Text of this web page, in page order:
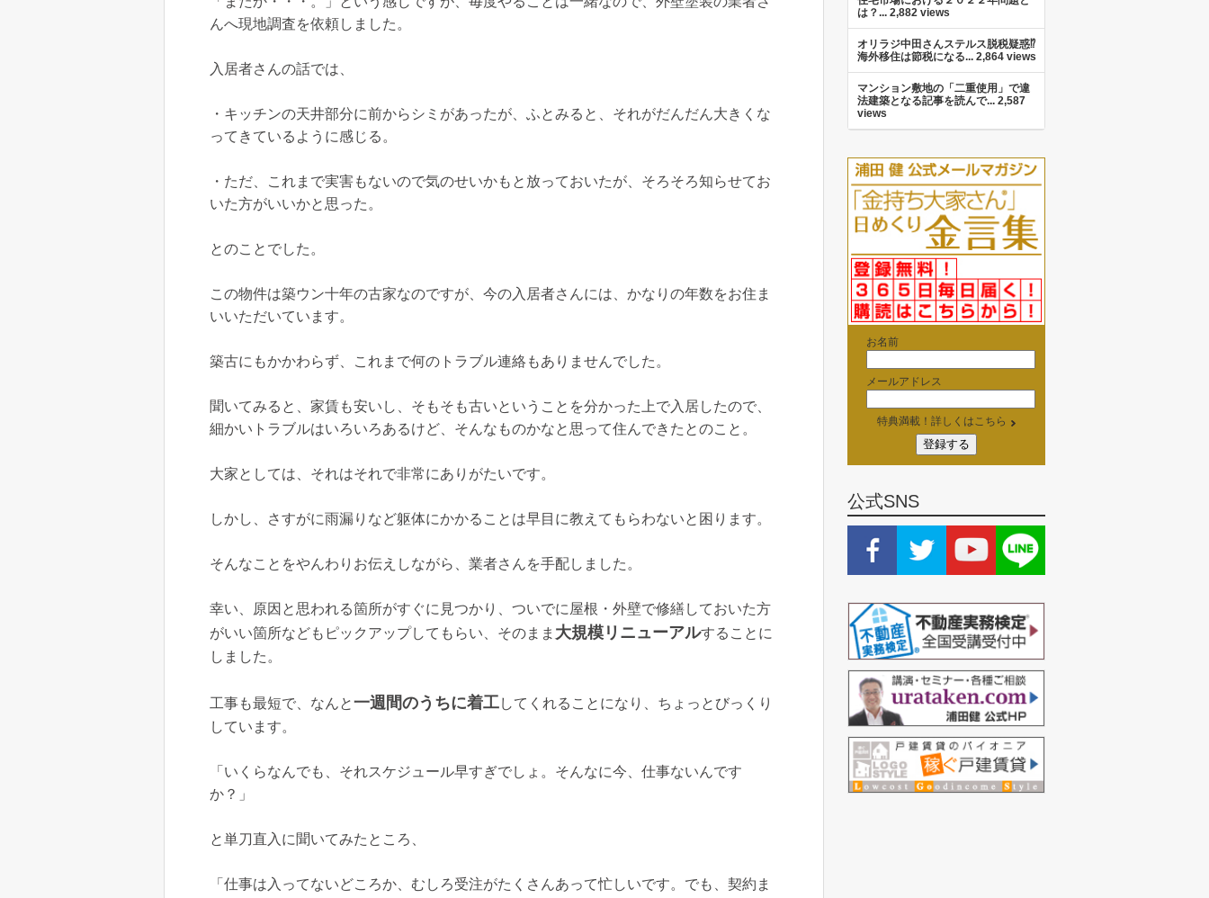
んへ現地調査を依頼しました。
入居者さんの話では、
・キッチンの天井部分に前からシミがあったが、ふとみると、それがだんだん大きくな
ってきているように感じる。
・ただ、これまで実害もないので気のせいかもと放っておいたが、そろそろ知らせてお
いた方がいいかと思った。
とのことでした。
この物件は築ウン十年の古家なのですが、今の入居者さんには、かなりの年数をお住ま
いいただいています。
築古にもかかわらず、これまで何のトラブル連絡もありませんでした。
聞いてみると、家賃も安いし、そもそも古いということを分かった上で入居したので、
細かいトラブルはいろいろあるけど、そんなものかなと思って住んできたとのこと。
大家としては、それはそれで非常にありがたいです。
しかし、さすがに雨漏りなど躯体にかかることは早目に教えてもらわないと困ります。
そんなことをやんわりお伝えしながら、業者さんを手配しました。
幸い、原因と思われる箇所がすぐに見つかり、ついでに屋根・外壁で修繕しておいた方
がいい箇所などもピックアップしてもらい、そのまま 大規模リニューアルすることに
しました。
工事も最短で、なんと一週間のうちに着工してくれることになり、ちょっとびっくり
しています。
「いくらなんでも、それスケジュール早すぎでしょ。そんなに今、仕事ないんです
か？」
と単刀直入に聞いてみたところ、
「仕事は入ってないどころか、むしろ受注がたくさんあって忙しいです。でも、契約ま
は？... 2,882 views
オリラジ中田さんステルス脱税疑惑⁉︎
海外移住は節税になる... 2,864 views
マンション敷地の「二重使用」で違
法建築となる記事を読んで... 2,587
views
お名前
メールアドレス
特典満載！詳しくはこちら
公式SNS